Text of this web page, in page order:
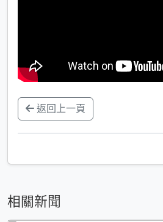
返回上一頁
相關新聞